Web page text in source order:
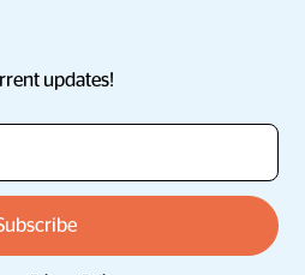
updates!